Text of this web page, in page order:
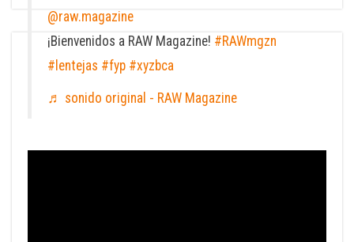
@raw.magazine
¡Bienvenidos a RAW Magazine! #RAWmgzn
#lentejas #fyp #xyzbca
♬ sonido original - RAW Magazine